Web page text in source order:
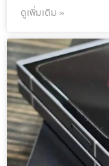
ดูเพิ่มเติม »